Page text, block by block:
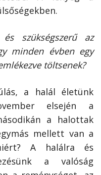
szükségszerű az
minden évben egy
töltsenek?
a halál életünk
elsején a
a halottak
mellett van a
A halálra és
a valóság